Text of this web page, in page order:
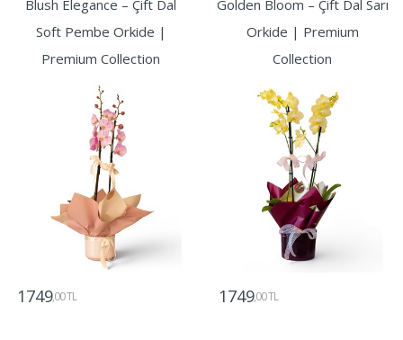
Blush Elegance – Çift Dal
Soft Pembe Orkide |
Premium Collection
1749,00 TL
Golden Bloom – Çift Dal Sarı
Orkide | Premium
Collection
1749,00 TL